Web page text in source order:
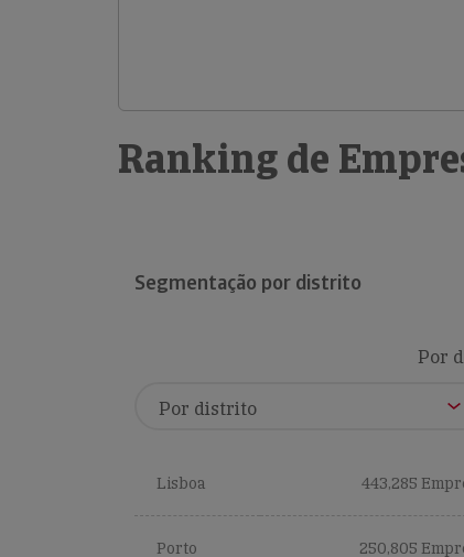
Ranking de
Segmentação por distrito
Por
Lisboa 443,285
Porto 250,805